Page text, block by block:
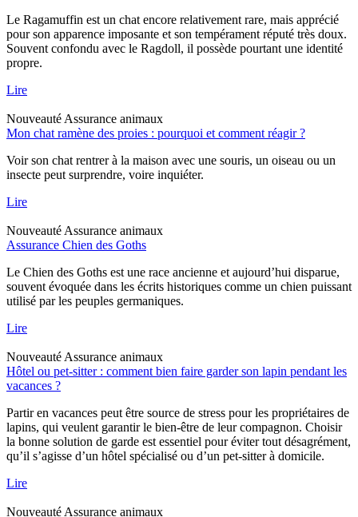
Le Ragamuffin est un chat encore relativement rare, mais apprécié
pour son apparence imposante et son tempérament réputé très doux.
Souvent confondu avec le Ragdoll, il possède pourtant une identité
propre.
Lire
Nouveauté Assurance animaux
Mon chat ramène des proies : pourquoi et comment réagir ?
Voir son chat rentrer à la maison avec une souris, un oiseau ou un
insecte peut surprendre, voire inquiéter.
Lire
Nouveauté Assurance animaux
Assurance Chien des Goths
Le Chien des Goths est une race ancienne et aujourd’hui disparue,
souvent évoquée dans les écrits historiques comme un chien puissant
utilisé par les peuples germaniques.
Lire
Nouveauté Assurance animaux
Hôtel ou pet-sitter : comment bien faire garder son lapin pendant les
vacances ?
Partir en vacances peut être source de stress pour les propriétaires de
lapins, qui veulent garantir le bien-être de leur compagnon. Choisir
la bonne solution de garde est essentiel pour éviter tout désagrément,
qu’il s’agisse d’un hôtel spécialisé ou d’un pet-sitter à domicile.
Lire
Nouveauté Assurance animaux